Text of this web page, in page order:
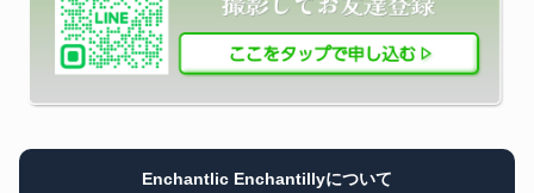
Enchantlic Enchantillyについて